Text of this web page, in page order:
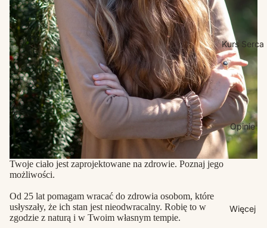
Kurs Serca
Opinie
Więcej
Twoje ciało jest zaprojektowane na zdrowie. Poznaj jego
możliwości.
Od 25 lat pomagam wracać do zdrowia osobom, które
usłyszały, że ich stan jest nieodwracalny. Robię to w
zgodzie z naturą i w Twoim własnym tempie.